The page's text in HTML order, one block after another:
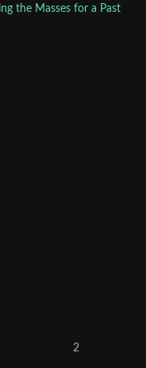
the Masses for a Past
2